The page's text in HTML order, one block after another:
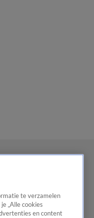
te verzamelen
„Alle cookies
en content